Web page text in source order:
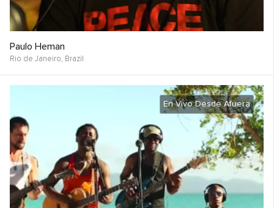
Paulo Heman
Rio de Janeiro, Brazil
En Vivo Desde Afuera